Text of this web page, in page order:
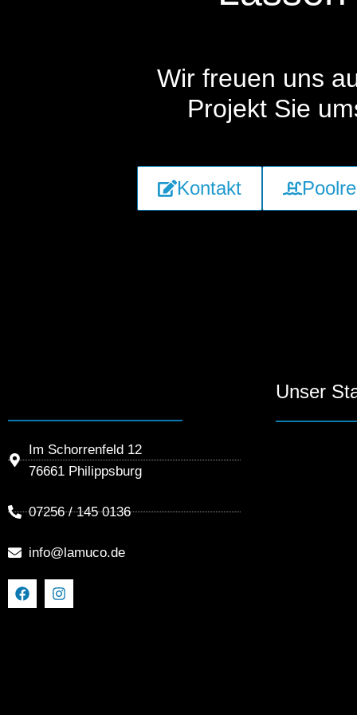
Wir freuen uns
Projekt Sie
Kontakt
Im Schorrenfeld 12
76661 Philippsburg
07256 / 145 0136
info@lamuco.de
Unser